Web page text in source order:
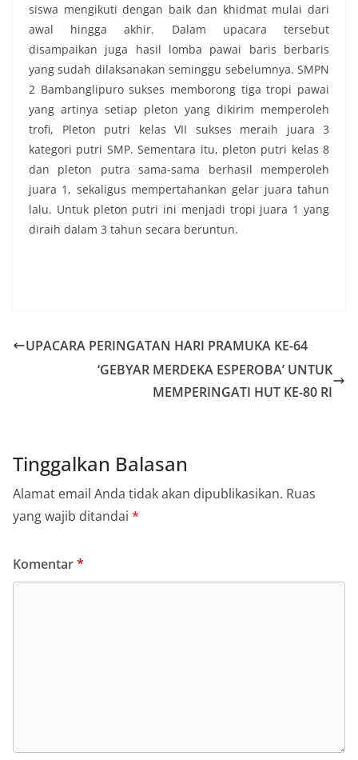
siswa mengikuti dengan baik dan khidmat mulai dari
awal hingga akhir. Dalam upacara tersebut
disampaikan juga hasil lomba pawai baris berbaris
yang sudah dilaksanakan seminggu sebelumnya. SMPN
2 Bambanglipuro sukses memborong tiga tropi pawai
yang artinya setiap pleton yang dikirim memperoleh
trofi, Pleton putri kelas VII sukses meraih juara 3
kategori putri SMP. Sementara itu, pleton putri kelas 8
dan pleton putra sama-sama berhasil memperoleh
juara 1, sekaligus mempertahankan gelar juara tahun
lalu. Untuk pleton putri ini menjadi tropi juara 1 yang
diraih dalam 3 tahun secara beruntun.
UPACARA PERINGATAN HARI PRAMUKA KE-64
‘GEBYAR MERDEKA ESPEROBA’ UNTUK
MEMPERINGATI HUT KE-80 RI
Tinggalkan Balasan
Alamat email Anda tidak akan dipublikasikan. Ruas
yang wajib ditandai *
Komentar*